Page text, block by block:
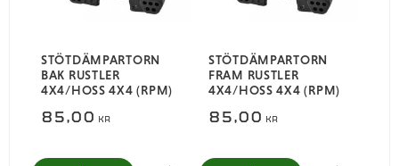
STÖTDÄMPARTORN
BAK RUSTLER
4X4/HOSS 4X4 (RPM)
85,00 KR
STÖTDÄMPARTORN
FRAM RUSTLER
4X4/HOSS 4X4 (RPM)
85,00 KR